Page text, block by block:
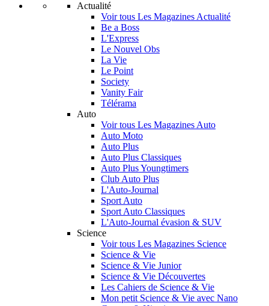
Actualité
Voir tous Les Magazines Actualité
Be a Boss
L'Express
Le Nouvel Obs
La Vie
Le Point
Society
Vanity Fair
Télérama
Auto
Voir tous Les Magazines Auto
Auto Moto
Auto Plus
Auto Plus Classiques
Auto Plus Youngtimers
Club Auto Plus
L'Auto-Journal
Sport Auto
Sport Auto Classiques
L'Auto-Journal évasion & SUV
Science
Voir tous Les Magazines Science
Science & Vie
Science & Vie Junior
Science & Vie Découvertes
Les Cahiers de Science & Vie
Mon petit Science & Vie avec Nano